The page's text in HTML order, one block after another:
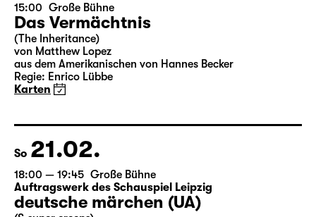
Sa 20.02.
15:00 Große Bühne
Das Vermächtnis
(The Inheritance)
Regie: Enrico Lübbe
Karten
So 21.02.